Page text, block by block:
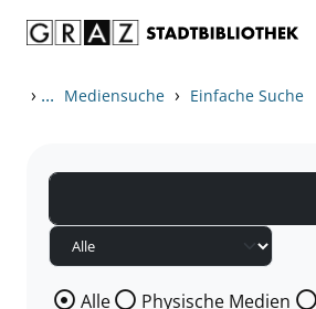
› ... Mediensuche › Einfache Suche
Wählen Sie die Medienart
Alle Physische Medien